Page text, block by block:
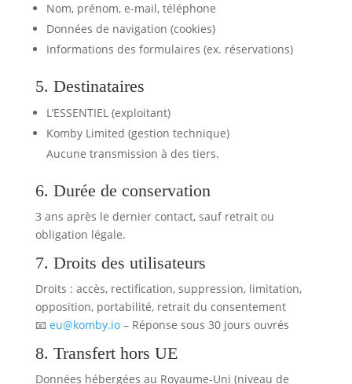
Nom, prénom, e-mail, téléphone
Données de navigation (cookies)
Informations des formulaires (ex. réservations)
5. Destinataires
L’ESSENTIEL (exploitant)
Komby Limited (gestion technique)
Aucune transmission à des tiers.
6. Durée de conservation
3 ans après le dernier contact, sauf retrait ou
obligation légale.
7. Droits des utilisateurs
Droits : accès, rectification, suppression, limitation,
opposition, portabilité, retrait du consentement
📧 eu@komby.io– Réponse sous 30 jours ouvrés
8. Transfert hors UE
Données hébergées au Royaume-Uni (niveau de